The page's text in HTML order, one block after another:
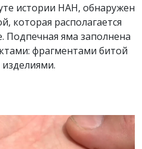
истории НАН, обнаружен
которая располагается
Подпечная яма заполнена
фрагментами битой